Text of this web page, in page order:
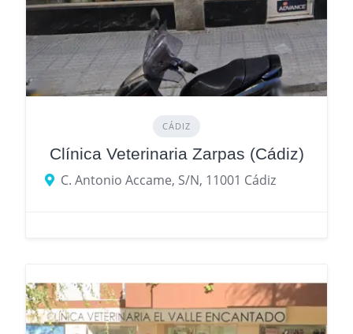
CÁDIZ
Clínica Veterinaria Zarpas (Cádiz)
C. Antonio Accame, S/N, 11001 Cádiz